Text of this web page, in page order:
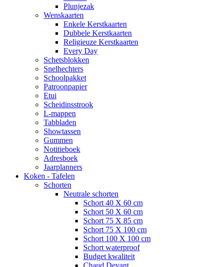
Plunjezak
Wenskaarten
Enkele Kerstkaarten
Dubbele Kerstkaarten
Religieuze Kerstkaarten
Every Day
Schetsblokken
Snelhechters
Schoolpakket
Patroonpapier
Etui
Scheidinsstrook
L-mappen
Tabbladen
Showtassen
Gummen
Notitieboek
Adresboek
Jaarplanners
Koken - Tafelen
Schorten
Neutrale schorten
Schort 40 X 60 cm
Schort 50 X 60 cm
Schort 75 X 85 cm
Schort 75 X 100 cm
Schort 100 X 100 cm
Schort waterproof
Budget kwaliteit
Chaud Devant